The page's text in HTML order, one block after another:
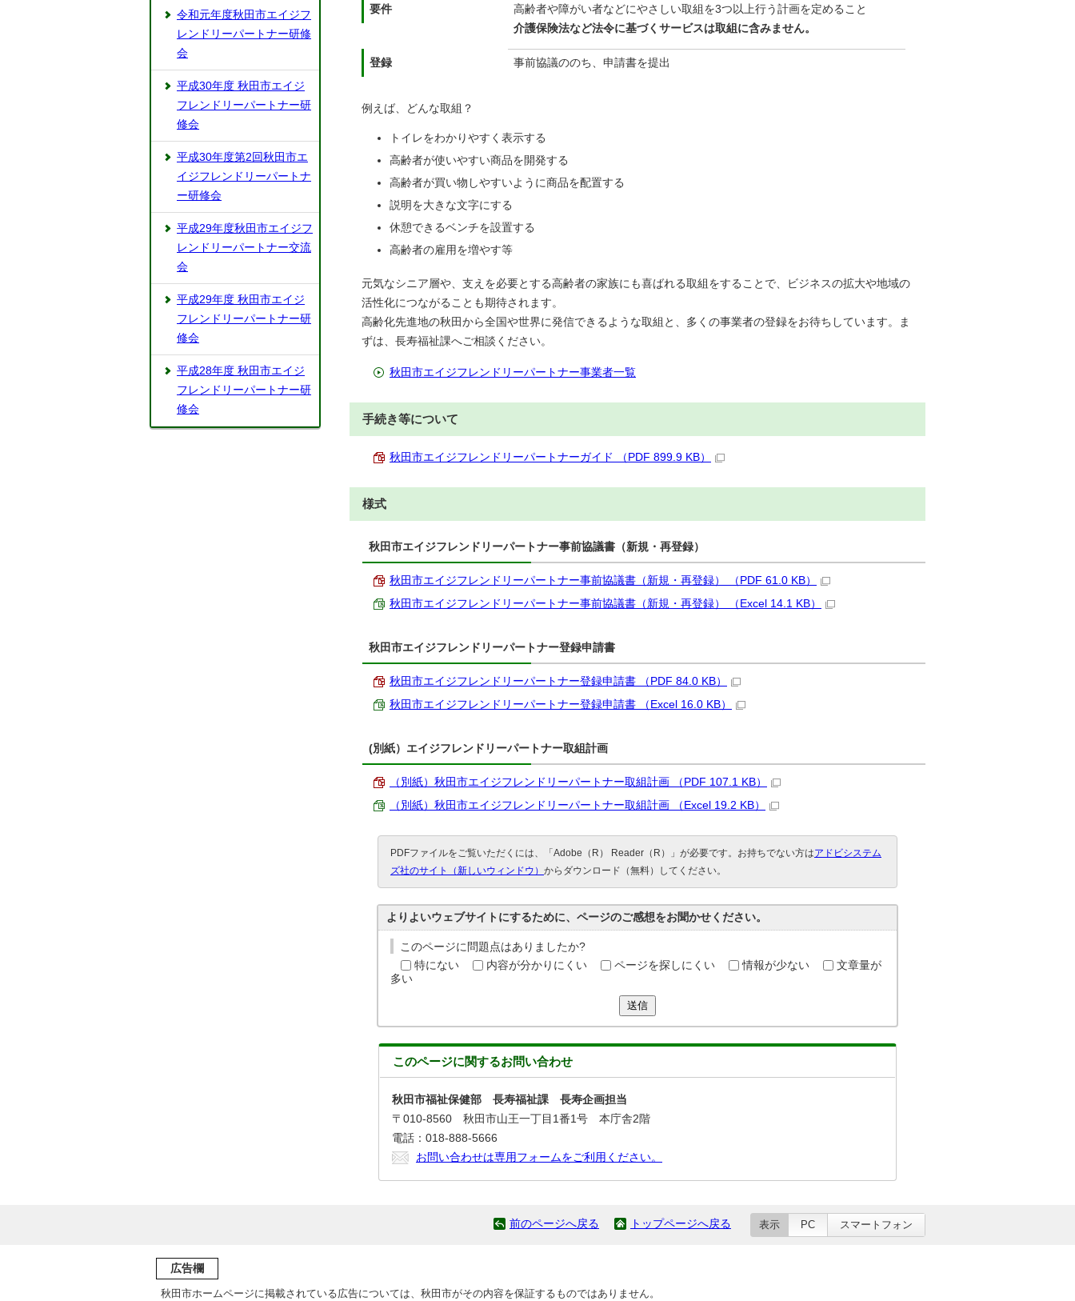
要件
高齢者や障がい者などにやさしい取組を3つ以上行う計画を定めること
介護保険法など法令に基づくサービスは取組に含みません。
登録 事前協議ののち、申請書を提出
例えば、どんな取組？
トイレをわかりやすく表示する
高齢者が使いやすい商品を開発する
高齢者が買い物しやすいように商品を配置する
説明を大きな文字にする
休憩できるベンチを設置する
高齢者の雇用を増やす等
元気なシニア層や、支えを必要とする高齢者の家族にも喜ばれる取組をすることで、ビジネスの拡大や地域の
活性化につながることも期待されます。
高齢化先進地の秋田から全国や世界に発信できるような取組と、多くの事業者の登録をお待ちしています。ま
ずは、長寿福祉課へご相談ください。
秋田市エイジフレンドリーパートナー事業者一覧
手続き等について
秋田市エイジフレンドリーパートナーガイド （PDF 899.9 KB）
様式
秋田市エイジフレンドリーパートナー事前協議書（新規・再登録）
秋田市エイジフレンドリーパートナー事前協議書（新規・再登録） （PDF 61.0 KB）
秋田市エイジフレンドリーパートナー事前協議書（新規・再登録） （Excel 14.1 KB）
秋田市エイジフレンドリーパートナー登録申請書
秋田市エイジフレンドリーパートナー登録申請書 （PDF 84.0 KB）
秋田市エイジフレンドリーパートナー登録申請書 （Excel 16.0 KB）
(別紙）エイジフレンドリーパートナー取組計画
（別紙）秋田市エイジフレンドリーパートナー取組計画 （PDF 107.1 KB）
（別紙）秋田市エイジフレンドリーパートナー取組計画 （Excel 19.2 KB）
PDFファイルをご覧いただくには、「Adobe（R） Reader（R）」が必要です。お持ちでない方はアドビシステム
ズ社のサイト（新しいウィンドウ） からダウンロード（無料）してください。
よりよいウェブサイトにするために、ページのご感想をお聞かせください。
このページに問題点はありましたか?
特にない
内容が分かりにくい ページを探しにくい 情報が少ない
文章量が
多い
送信
このページに関するお問い合わせ
秋田市福祉保健部 長寿福祉課 長寿企画担当
〒010-8560 秋田市山王一丁目1番1号 本庁舎2階
電話：018-888-5666
お問い合わせは専用フォームをご利用ください。
令和元年度秋田市エイジフ
レンドリーパートナー研修
会
平成30年度 秋田市エイジ
フレンドリーパートナー研
修会
平成30年度第2回秋田市エ
イジフレンドリーパートナ
ー研修会
平成29年度秋田市エイジフ
レンドリーパートナー交流
会
平成29年度 秋田市エイジ
フレンドリーパートナー研
修会
平成28年度 秋田市エイジ
フレンドリーパートナー研
修会
前のページへ戻る トップページへ戻る 表示 PC スマートフォン
広告欄
秋田市ホームページに掲載されている広告については、秋田市がその内容を保証するものではありません。